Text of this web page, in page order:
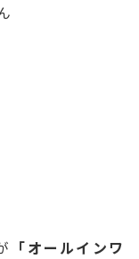
「オールインワ